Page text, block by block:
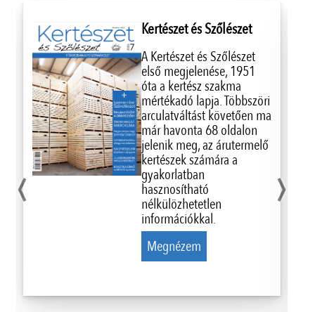
Kertészet és Szőlészet
A Kertészet és Szőlészet
első megjelenése, 1951
óta a kertész szakma
mértékadó lapja. Többszöri
arculatváltást követően ma
már havonta 68 oldalon
jelenik meg, az árutermelő
kertészek számára a
gyakorlatban
hasznosítható
nélkülözhetetlen
információkkal.
Megnézem
‹ ›